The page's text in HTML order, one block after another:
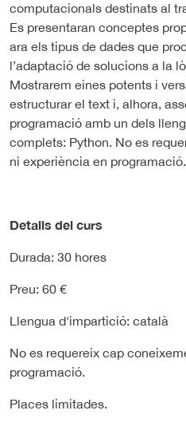
computacionals destinats al
Es presentaran conceptes
ara els tipus de dades que
l’adaptació de solucions a la
Mostrarem eines potents i
estructurar el text i, alhora,
programació amb un dels
complets: Python. No es
ni experiència en programació.
Detalls del curs
Durada: 30 hores
Preu: 60 €
Llengua d'impartició: català
No es requereix cap
programació.
Places limitades.